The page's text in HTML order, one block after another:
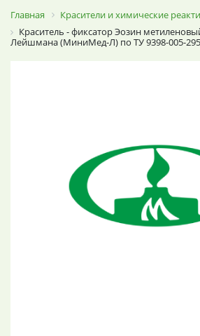
Главная
Красители и химические
Краситель - фиксатор Эозин
Лейшмана (МиниМед-Л) по ТУ 9398-005-